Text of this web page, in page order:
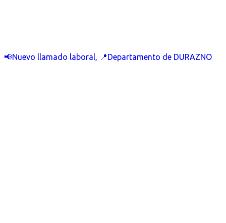
📢Nuevo llamado laboral, 📍Departamento de DURAZNO